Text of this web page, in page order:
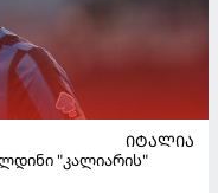
ᲘᲢᲐᲚᲘᲐ
"კალიარის"